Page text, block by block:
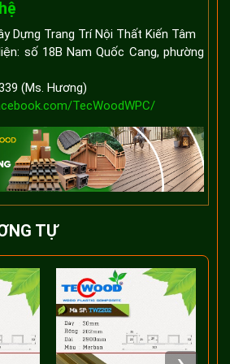
Dựng Trang Trí Nội Thất Kiến Tâm
số 18B Nam Quốc Cang, phường
(Ms. Hương)
TecWoodWPC/
TỰ